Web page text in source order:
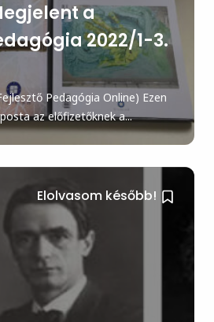
a
2022/1-3.
Pedagógia Online) Ezen
az előfizetőknek a...
Elolvasom később!